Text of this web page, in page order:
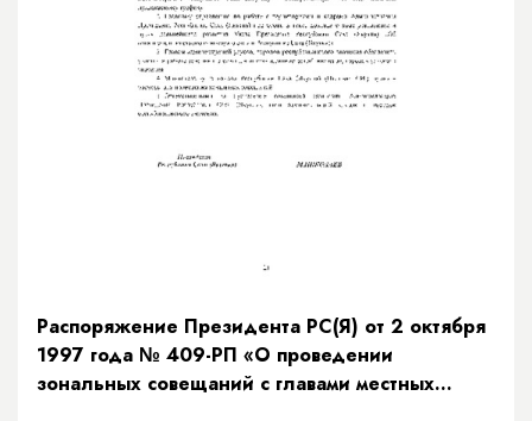
Распоряжение Президента РС(Я) от 2 октября
1997 года № 409-РП «О проведении
зональных совещаний с главами местных